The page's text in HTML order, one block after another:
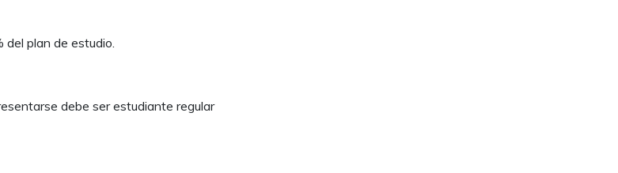
del plan de estudio.
debe ser estudiante regular